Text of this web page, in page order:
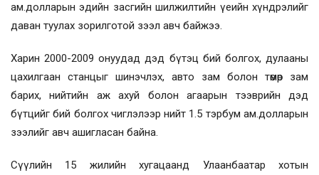
ам.долларын эдийн засгийн шилжилтийн үеийн хүндрэлийг
даван туулах зорилготой зээл авч байжээ.
Харин 2000-2009 онуудад дэд бүтэц бий болгох, дулааны
цахилгаан станцыг шинэчлэх, авто зам болон төмөр зам
барих, нийтийн аж ахуй болон агаарын тээврийн дэд
бүтцийг бий болгох чиглэлээр нийт 1.5 тэрбум ам.долларын
зээлийг авч ашигласан байна.
Сүүлийн 15 жилийн хугацаанд Улаанбаатар хотын